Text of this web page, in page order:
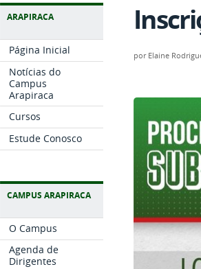
ARAPIRACA
Página Inicial
Notícias do
Campus
Arapiraca
Cursos
Estude Conosco
CAMPUS ARAPIRACA
O Campus
Agenda de
Dirigentes
por Elaine